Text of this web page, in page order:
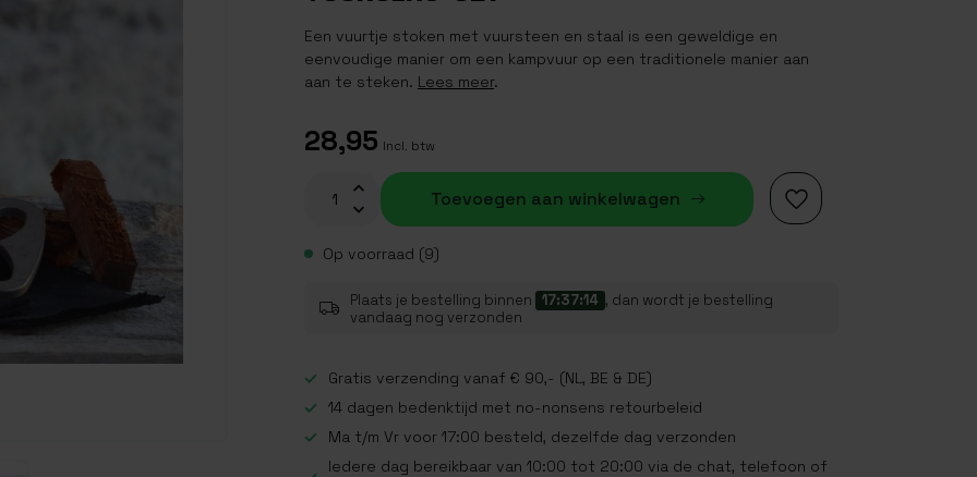
Een vuurtje stoken met vuursteen en staal is een geweldige en
eenvoudige manier om een kampvuur op een traditionele manier aan
aan te steken. Lees meer.
28,95 Incl. btw
Toevoegen aan winkelwagen
Op voorraad (9)
Plaats je bestelling binnen 17:37:13 , dan wordt je bestelling
vandaag nog verzonden
Gratis verzending vanaf € 90,- (NL, BE & DE)
14 dagen bedenktijd met no-nonsens retourbeleid
Ma t/m Vr voor 17:00 besteld, dezelfde dag verzonden
Iedere dag bereikbaar van 10:00 tot 20:00 via de chat, telefoon of